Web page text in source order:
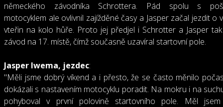
německého závodníka Schrottera. Pád spolu s
motocyklem ale ovlivnil zajížděné časy a Jasper začal jezdit o
vteřin na kolo hůře. Proto jej předjel i Schrotter a Jasper
závod na 17. místě, čímž současně uzavíral startovní pole.
Jasper Iwema, jezdec:
"Měli jsme dobrý víkend a i přesto, že se často měnilo
dokázali s nastavením motocyklu poradit. Na mokru i na
pohyboval v první polovině startovního pole. Měl jsem